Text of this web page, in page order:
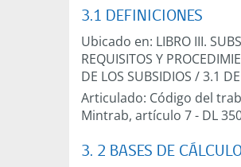
3.1 DEFINICIONES
Ubicado en: LIBRO III.
REQUISITOS Y
DE LOS SUBSIDIOS /3.1
Articulado: Código del
Mintrab, artículo 7- DL
3. 2 BASES DE